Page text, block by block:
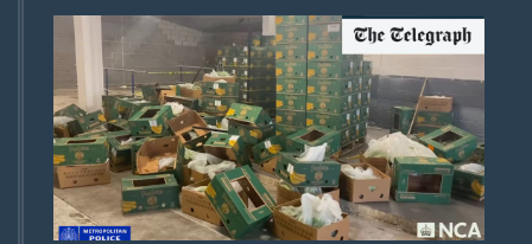
bilionjdollarcocaine.jpg